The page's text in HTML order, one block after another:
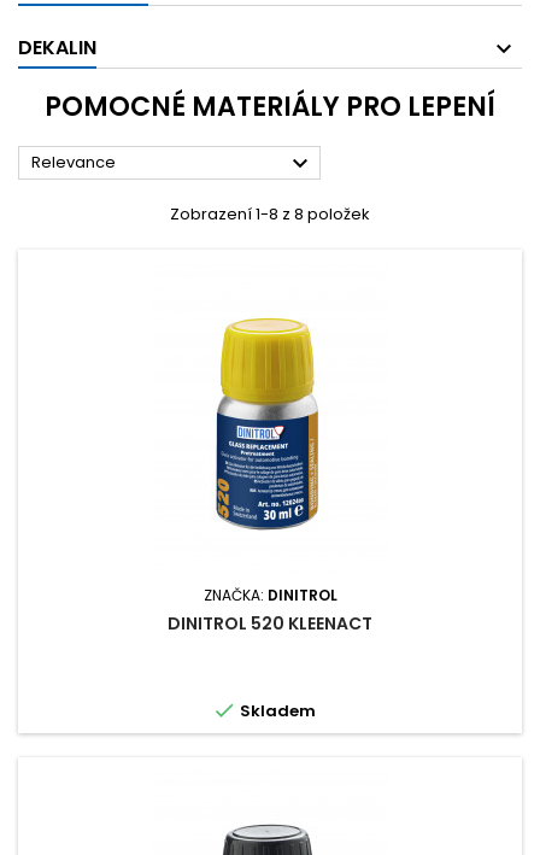
DEKALIN
POMOCNÉ MATERIÁLY PRO LEPENÍ
Relevance 
Zobrazení 1-8 z 8 položek
ZNAČKA: DINITROL
DINITROL 520 KLEENACT
 Skladem